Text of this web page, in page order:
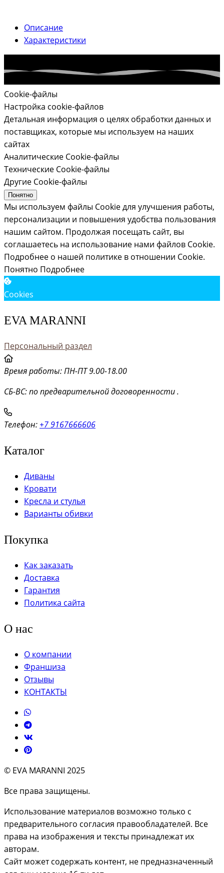
Описание
Характеристики
Cookie-файлы
Настройка cookie-файлов
Детальная информация о целях обработки данных и
поставщиках, которые мы используем на наших
сайтах
Аналитические Cookie-файлы
Технические Cookie-файлы
Другие Cookie-файлы
Понятно
Мы используем файлы Cookie для улучшения работы,
персонализации и повышения удобства пользования
нашим сайтом. Продолжая посещать сайт, вы
соглашаетесь на использование нами файлов Cookie.
Подробнее о нашей политике в отношении Cookie.
Понятно Подробнее
Cookies
EVA MARANNI
Персональный раздел
Время работы: ПН-ПТ 9.00-18.00
СБ-ВС: по предварительной договоренности .
Телефон: +7 9167666606
Каталог
Диваны
Кровати
Кресла и стулья
Варианты обивки
Покупка
Как заказать
Доставка
Гарантия
Политика сайта
О нас
О компании
Франшиза
Отзывы
КОНТАКТЫ
© EVA MARANNI 2025
Все права защищены.
Использование материалов возможно только с
предварительного согласия правообладателей. Все
права на изображения и тексты принадлежат их
авторам.
Сайт может содержать контент, не предназначенный